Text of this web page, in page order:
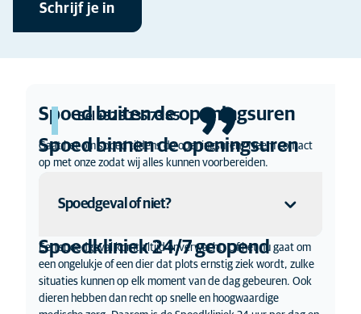
Schrijf je in
Spoed buiten de openingsuren
Bel +32 3 235 73 85
Spoed binnen de openingsuren
Gaat het om spoed tijdens de openingsuren? Neem contact
op met onze zodat wij alles kunnen voorbereiden.
Spoedgeval of niet?
Heeft jouw dier één of meer van de onderstaande
symptomen?
Ernstige benauwdheid
Aanhoudende epilepsie aanval
Spoedkliniek 24/7 geopend
Een spoedgeval komt altijd onverwacht. Of het nu gaat om
een ongelukje of een dier dat plots ernstig ziek wordt, zulke
situaties kunnen op elk moment van de dag gebeuren. Ook
dieren hebben dan recht op snelle en hoogwaardige